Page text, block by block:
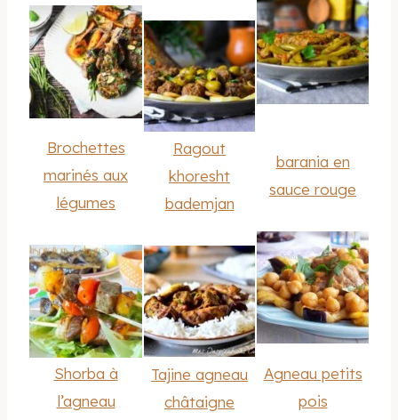
Brochettes
marinés aux
légumes
Ragout
khoresht
bademjan
barania en
sauce rouge
Shorba à
l’agneau
Tajine agneau
châtaigne
Agneau petits
pois